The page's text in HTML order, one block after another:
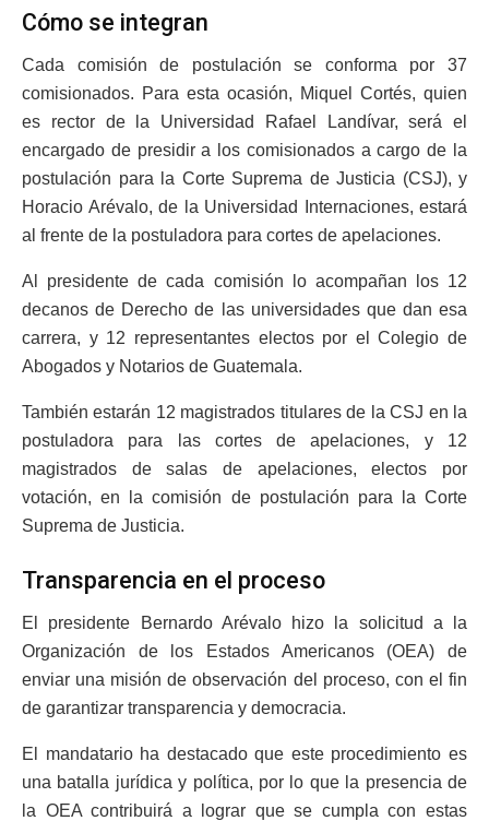
Cómo se integran
Cada comisión de postulación se conforma por 37
comisionados. Para esta ocasión, Miquel Cortés, quien
es rector de la Universidad Rafael Landívar, será el
encargado de presidir a los comisionados a cargo de la
postulación para la Corte Suprema de Justicia (CSJ), y
Horacio Arévalo, de la Universidad Internaciones, estará
al frente de la postuladora para cortes de apelaciones.
Al presidente de cada comisión lo acompañan los 12
decanos de Derecho de las universidades que dan esa
carrera, y 12 representantes electos por el Colegio de
Abogados y Notarios de Guatemala.
También estarán 12 magistrados titulares de la CSJ en la
postuladora para las cortes de apelaciones, y 12
magistrados de salas de apelaciones, electos por
votación, en la comisión de postulación para la Corte
Suprema de Justicia.
Transparencia en el proceso
El presidente Bernardo Arévalo hizo la solicitud a la
Organización de los Estados Americanos (OEA) de
enviar una misión de observación del proceso, con el fin
de garantizar transparencia y democracia.
El mandatario ha destacado que este procedimiento es
una batalla jurídica y política, por lo que la presencia de
la OEA contribuirá a lograr que se cumpla con estas